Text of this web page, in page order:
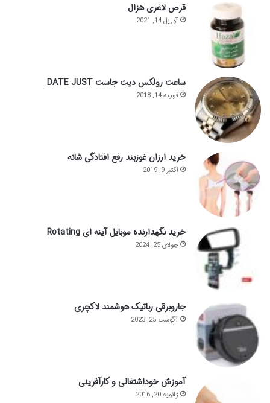
قرص لاغری هزال
آوریل 14, 2021
ساعت رولکس دیت جاست DATE JUST
فوریه 14, 2018
خرید ارزان غوزبند رفع افتادگی شانه
اکتبر 9, 2019
خرید نگهدارنده موبایل آینه ای Rotating
جولای 25, 2024
جاروبرقی رباتیک هوشمند لاکچری
آگوست 25, 2023
آموزش خوداشتغالی و کارآفرینی
ژانویه 20, 2016